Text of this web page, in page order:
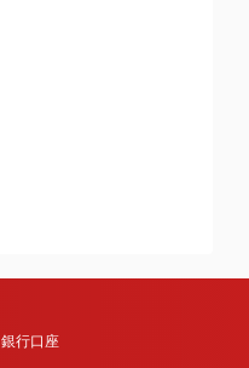
銀行口座